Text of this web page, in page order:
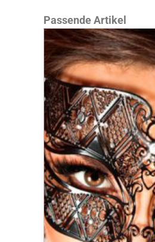
Produktgalerie überspringen
Passende Artikel